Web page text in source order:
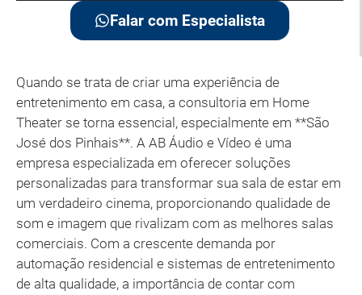
Falar com Especialista
Quando se trata de criar uma experiência de
entretenimento em casa, a consultoria em Home
Theater se torna essencial, especialmente em **São
José dos Pinhais**. A AB Áudio e Vídeo é uma
empresa especializada em oferecer soluções
personalizadas para transformar sua sala de estar em
um verdadeiro cinema, proporcionando qualidade de
som e imagem que rivalizam com as melhores salas
comerciais. Com a crescente demanda por
automação residencial e sistemas de entretenimento
de alta qualidade, a importância de contar com